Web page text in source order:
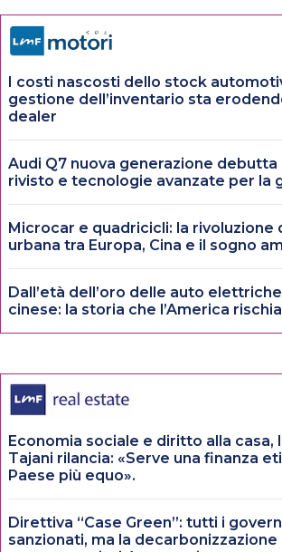
I costi nascosti dello stock
gestione dell’inventario sta
dealer
Audi Q7 nuova generazione debutta
rivisto e tecnologie avanzate per la
Microcar e quadricicli: la rivoluzione
urbana tra Europa, Cina e il sogno
Dall’età dell’oro delle auto
cinese: la storia che l’America
Economia sociale e diritto alla casa,
Tajani rilancia: «Serve una finanza
Paese più equo».
Direttiva “Case Green”: tutti i
sanzionati, ma la